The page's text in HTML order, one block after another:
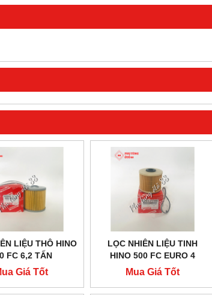
LIỆU THÔ HINO
FC 6,2 TẤN
Giá Tốt
LỌC NHIÊN LIỆU TINH
HINO 500 FC EURO 4
Mua Giá Tốt